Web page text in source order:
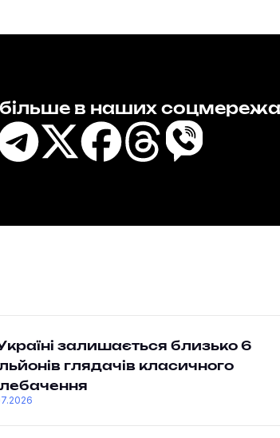
в наших
залишається близько 6
глядачів класичного